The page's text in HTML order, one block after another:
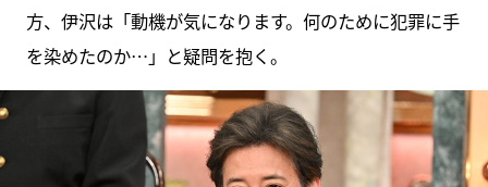
方、伊沢は「動機が気になります。何のために犯罪に手
を染めたのか…」と疑問を抱く。